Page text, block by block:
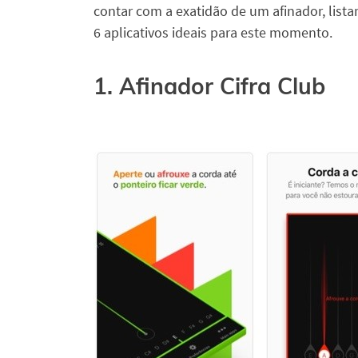
contar com a exatidão de um afinador,
6 aplicativos ideais para este momento.
1. Afinador Cifra Club